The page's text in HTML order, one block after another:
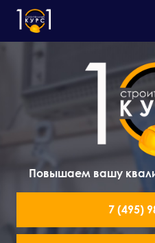
Повышаем вашу
7 (495)